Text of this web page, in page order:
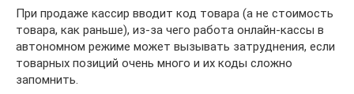
При продаже кассир вводит код товара (а не стоимость
товара, как раньше), из-за чего работа онлайн-кассы в
автономном режиме может вызывать затруднения, если
товарных позиций очень много и их коды сложно
запомнить.